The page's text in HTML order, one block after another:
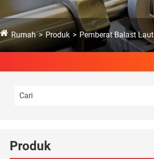
Rumah Produk Pemberat Balast Laut
Produk